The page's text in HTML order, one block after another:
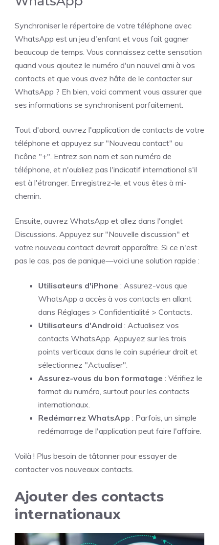
Synchroniser le répertoire de votre téléphone avec
WhatsApp est un jeu d'enfant et vous fait gagner
beaucoup de temps. Vous connaissez cette sensation
quand vous ajoutez le numéro d'un nouvel ami à vos
contacts et que vous avez hâte de le contacter sur
WhatsApp ? Eh bien, voici comment vous assurer que
ses informations se synchronisent parfaitement.
Tout d'abord, ouvrez l'application de contacts de votre
téléphone et appuyez sur "Nouveau contact" ou
l'icône "+". Entrez son nom et son numéro de
téléphone, et n'oubliez pas l'indicatif international s'il
est à l'étranger. Enregistrez-le, et vous êtes à mi-
chemin.
Ensuite, ouvrez WhatsApp et allez dans l'onglet
Discussions. Appuyez sur "Nouvelle discussion" et
votre nouveau contact devrait apparaître. Si ce n'est
pas le cas, pas de panique—voici une solution rapide :
Utilisateurs d'iPhone : Assurez-vous que
WhatsApp a accès à vos contacts en allant
dans Réglages > Confidentialité > Contacts.
Utilisateurs d'Android : Actualisez vos
contacts WhatsApp. Appuyez sur les trois
points verticaux dans le coin supérieur droit et
sélectionnez "Actualiser".
Assurez-vous du bon formatage : Vérifiez le
format du numéro, surtout pour les contacts
internationaux.
Redémarrez WhatsApp : Parfois, un simple
redémarrage de l'application peut faire l'affaire.
Voilà ! Plus besoin de tâtonner pour essayer de
contacter vos nouveaux contacts.
Ajouter des contacts
internationaux